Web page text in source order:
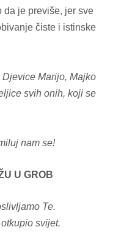
da je previše, jer sve
čiste i istinske
Marijo, Majko
svih onih, koji se
nam se!
U GROB
Te.
svijet.